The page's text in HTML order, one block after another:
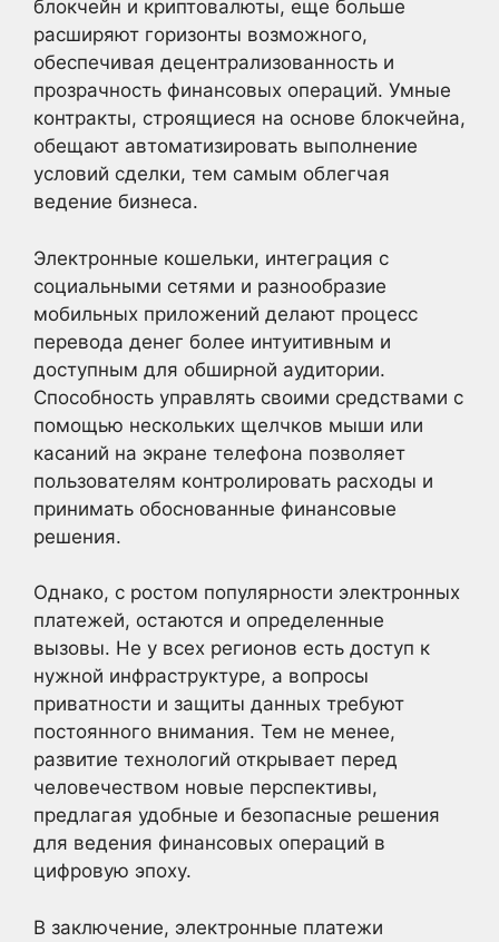
блокчейн и криптовалюты, еще больше
расширяют горизонты возможного,
обеспечивая децентрализованность и
прозрачность финансовых операций. Умные
контракты, строящиеся на основе блокчейна,
обещают автоматизировать выполнение
условий сделки, тем самым облегчая
ведение бизнеса.
Электронные кошельки, интеграция с
социальными сетями и разнообразие
мобильных приложений делают процесс
перевода денег более интуитивным и
доступным для обширной аудитории.
Способность управлять своими средствами с
помощью нескольких щелчков мыши или
касаний на экране телефона позволяет
пользователям контролировать расходы и
принимать обоснованные финансовые
решения.
Однако, с ростом популярности электронных
платежей, остаются и определенные
вызовы. Не у всех регионов есть доступ к
нужной инфраструктуре, а вопросы
приватности и защиты данных требуют
постоянного внимания. Тем не менее,
развитие технологий открывает перед
человечеством новые перспективы,
предлагая удобные и безопасные решения
для ведения финансовых операций в
цифровую эпоху.
В заключение, электронные платежи